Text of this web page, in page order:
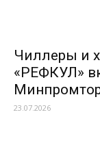
Чиллеры и
«РЕФКУЛ»
23.07.2026